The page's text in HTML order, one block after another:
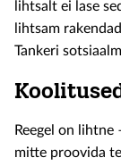
lihtsalt ei lase
lihtsam
Tankeri
Reegel on
mitte proovida